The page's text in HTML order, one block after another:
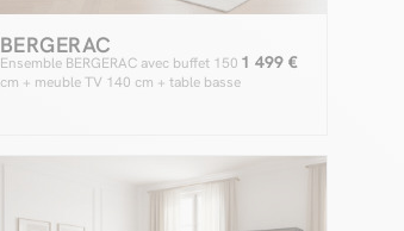
BERGERAC
Ensemble BERGERAC avec buffet 150
cm + meuble TV 140 cm + table basse
1 499 €